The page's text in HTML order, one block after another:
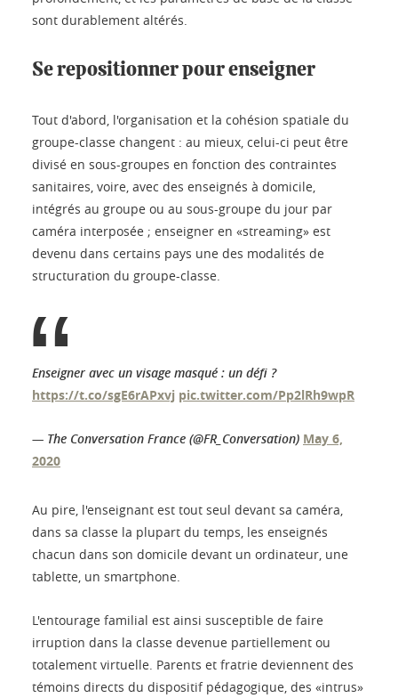
sont durablement altérés.
Se repositionner pour enseigner
Tout d'abord, l'organisation et la cohésion spatiale du
groupe-classe changent : au mieux, celui-ci peut être
divisé en sous-groupes en fonction des contraintes
sanitaires, voire, avec des enseignés à domicile,
intégrés au groupe ou au sous-groupe du jour par
caméra interposée ; enseigner en «streaming» est
devenu dans certains pays une des modalités de
structuration du groupe-classe.
Enseigner avec un visage masqué : un défi ?
https://t.co/sgE6rAPxvj pic.twitter.com/Pp2lRh9wpR
— The Conversation France (@FR_Conversation) May 6,
2020
Au pire, l'enseignant est tout seul devant sa caméra,
dans sa classe la plupart du temps, les enseignés
chacun dans son domicile devant un ordinateur, une
tablette, un smartphone.
L'entourage familial est ainsi susceptible de faire
irruption dans la classe devenue partiellement ou
totalement virtuelle. Parents et fratrie deviennent des
témoins directs du dispositif pédagogique, des «intrus»